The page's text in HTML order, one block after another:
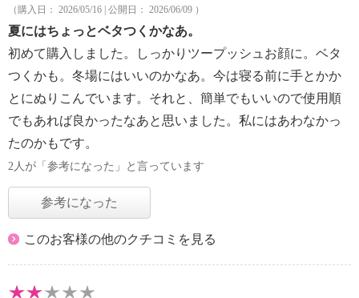
（購入日： 2026/05/16 | 公開日： 2026/06/09 ）
夏にはちょっとベタつくかなあ。
初めて購入しました。しっかりツープッシュお顔に。ベタ
つくかも。冬場にはいいのかなあ。今は寝る前に手とかか
とにぬりこんでいます。それと、簡単でもいいので使用順
でもあれば良かったなあと思いました。私にはあわなかっ
たのかもです。
2人が「参考になった」と言っています
参考になった
このお客様の他のクチコミを見る